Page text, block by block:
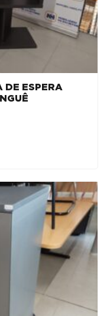
DE ESPERA